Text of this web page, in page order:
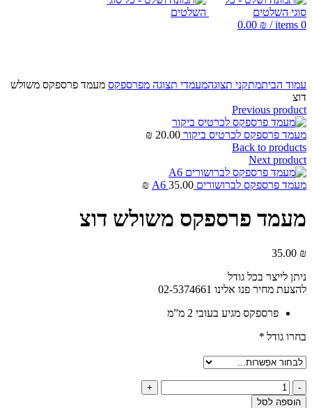
0
items
/
0.00 ₪
עמוד הביתמתקני תצוגהמעמדי תצוגה מפרספקס מעמד פרספקס משולש
דוצ
Previous product
מעמד פרספקס לכרטיס ביקור 20.00
₪
Back to products
Next product
מעמד פרספקס לברושורים A6 35.00
₪
מעמד פרספקס משולש דוצ
35.00 ₪
ניתן לייצר בכל גודל
להצעת מחיר פנו אלינו 02-5374661
פרספקס מגיע בעובי 2 מ”מ
בחרו גודל *
הוספה לסל